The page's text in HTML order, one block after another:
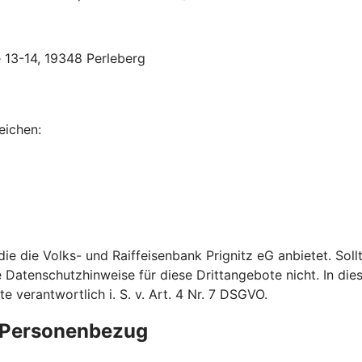
14, 19348 Perleberg
die Volks- und Raiffeisenbank Prignitz eG anbietet.
für diese Drittangebote nicht. In
verantwortlich i. S. v. Art. 4 Nr. 7 DSGVO.